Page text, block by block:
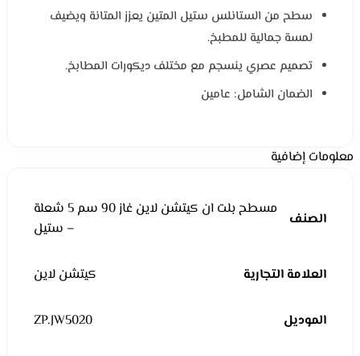
سطح من الستانلس ستيل المتين يعزز المتانة ويضيف
لمسة جمالية للمطبخ.
تصميم عصري ينسجم مع مختلف ديكورات المطابخ.
الضمان الشامل: عامين
معلومات إضافية
الصنف
مسطح بلت ان كيتشن لاين غاز 90 سم 5 شعلة
– ستيل
العلامة التجارية كيتشن لاين
الموديل ZP.JW5020